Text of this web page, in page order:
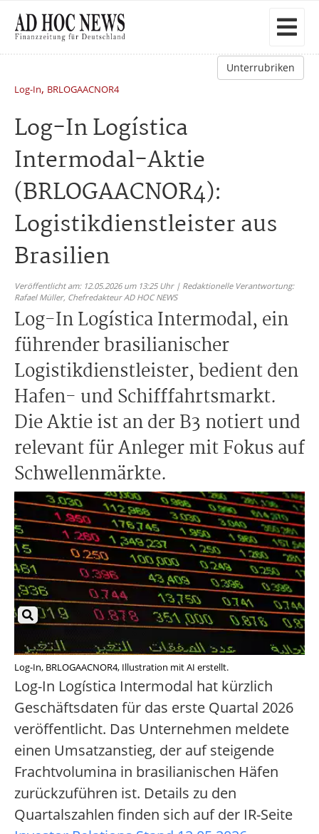
Unterrubriken
Log-In, BRLOGAACNOR4
Log-In Logística
Intermodal-Aktie
(BRLOGAACNOR4):
Logistikdienstleister aus
Brasilien
Veröffentlicht am: 12.05.2026 um 13:25 Uhr | Redaktionelle Verantwortung:
Rafael Müller, Chefredakteur AD HOC NEWS
Log-In Logística Intermodal, ein
führender brasilianischer
Logistikdienstleister, bedient den
Hafen- und Schifffahrtsmarkt.
Die Aktie ist an der B3 notiert und
relevant für Anleger mit Fokus auf
Schwellenmärkte.
Log-In, BRLOGAACNOR4, Illustration mit AI erstellt.
Log-In Logística Intermodal hat kürzlich
Geschäftsdaten für das erste Quartal 2026
veröffentlicht. Das Unternehmen meldete
einen Umsatzanstieg, der auf steigende
Frachtvolumina in brasilianischen Häfen
zurückzuführen ist. Details zu den
Quartalszahlen finden sich auf der IR-Seite